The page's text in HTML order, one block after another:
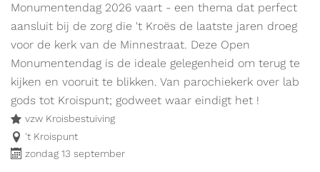
Monumentendag 2026 vaart - een thema dat perfect
aansluit bij de zorg die 't Kroës de laatste jaren droeg
voor de kerk van de Minnestraat. Deze Open
Monumentendag is de ideale gelegenheid om terug te
kijken en vooruit te blikken. Van parochiekerk over lab
gods tot Kroispunt; godweet waar eindigt het !
vzw Kroisbestuiving
't Kroispunt
zondag 13 september